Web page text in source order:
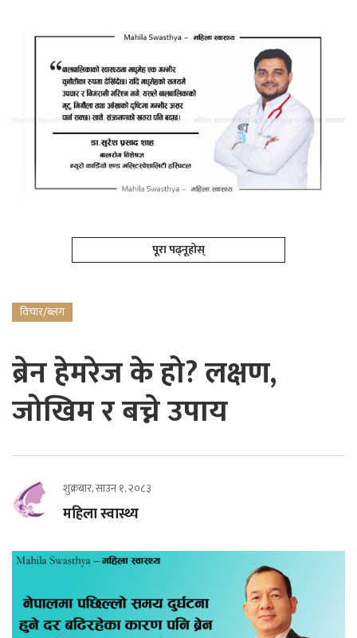
पूरा पढ्नूहोस्
विचार/ब्लग
ब्रेन हेमरेज के हो? लक्षण,
जोखिम र बच्ने उपाय
शुक्रबार, साउन १, २०८३
महिला स्वास्थ्य